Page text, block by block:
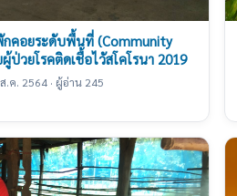
กคอยระดับพื้นที่ (Community
ป่วยโรคติดเชื้อไวัสโคโรนา 2019
.ค. 2564 · ผู้อ่าน 245